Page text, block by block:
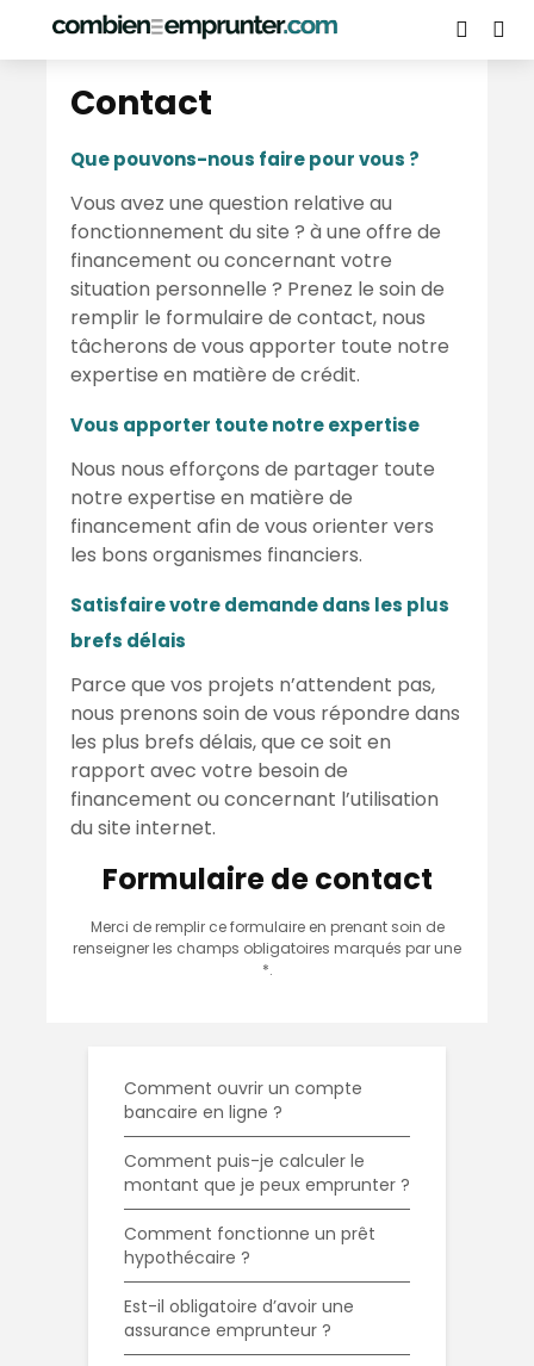
Contact
Contact
Que pouvons-nous faire pour vous ?
Vous avez une question relative au
fonctionnement du site ? à une offre de
financement ou concernant votre
situation personnelle ? Prenez le soin de
remplir le formulaire de contact, nous
tâcherons de vous apporter toute notre
expertise en matière de crédit.
Vous apporter toute notre expertise
Nous nous efforçons de partager toute
notre expertise en matière de
financement afin de vous orienter vers
les bons organismes financiers.
Satisfaire votre demande dans les plus
brefs délais
Parce que vos projets n’attendent pas,
nous prenons soin de vous répondre dans
les plus brefs délais, que ce soit en
rapport avec votre besoin de
financement ou concernant l’utilisation
du site internet.
Formulaire de contact
Merci de remplir ce formulaire en prenant soin de
renseigner les champs obligatoires marqués par une
*.
Comment ouvrir un compte
bancaire en ligne ?
Comment puis-je calculer le
montant que je peux emprunter ?
Comment fonctionne un prêt
hypothécaire ?
Est-il obligatoire d’avoir une
assurance emprunteur ?